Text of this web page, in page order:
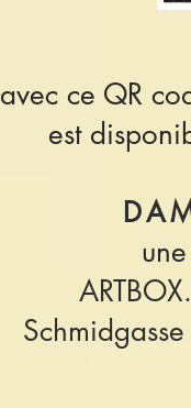
avec ce QR
est di